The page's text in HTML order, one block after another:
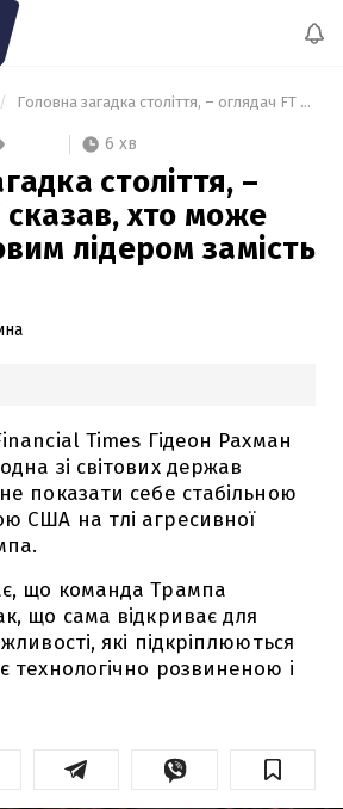
Головна загадка століття, – оглядач FT сказав, хто може стати світовим лідером замість США
6 хв
століття, –
сказав, хто може
лідером замість
Times Гідеон Рахман
зі світових держав
показати себе стабільною
США на тлі агресивної
що команда Трампа
що сама відкриває для
які підкріплюються
технологічно розвиненою і